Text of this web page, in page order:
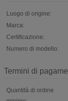
Luogo di origine:
Marca:
Certificazione:
Numero di modello:
Termini di
Quantità di ordine